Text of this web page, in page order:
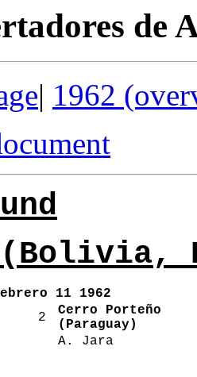
de
| 1962
(Bolivia,
11 1962
2
Cerro Porteño
(Paraguay)
A. Jara